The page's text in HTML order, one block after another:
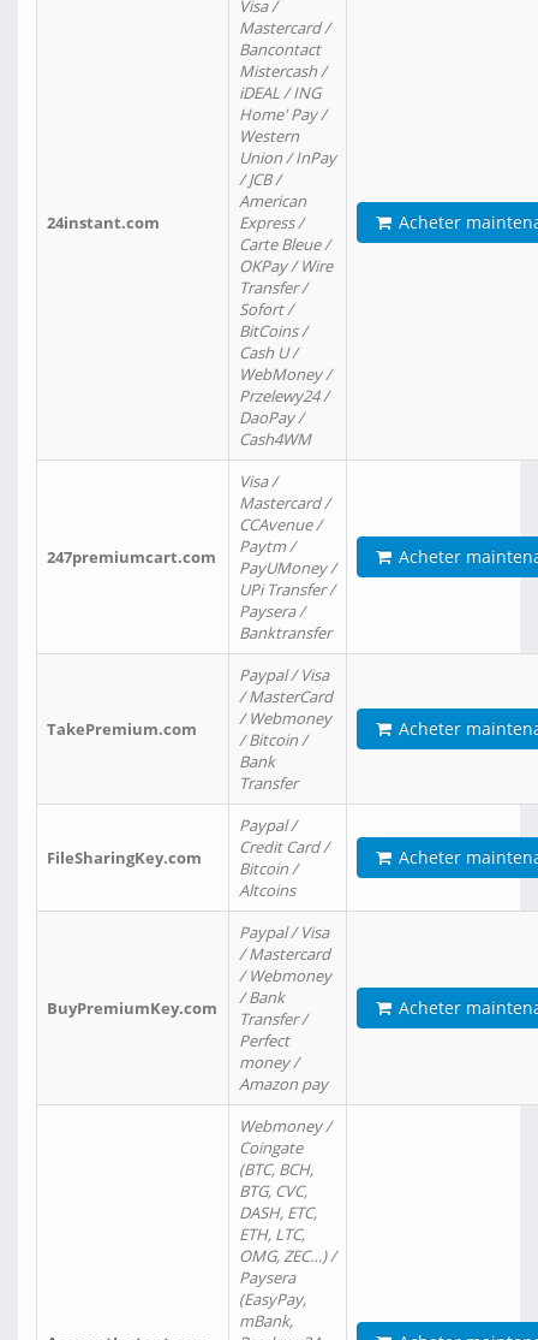
24instant.com
Visa /
Mastercard /
Bancontact
Mistercash /
iDEAL / ING
Home' Pay /
Western
Union / InPay
/ JCB /
American
Express /
Carte Bleue /
OKPay / Wire
Transfer /
Sofort /
BitCoins /
Cash U /
WebMoney /
Przelewy24 /
DaoPay /
Cash4WM
Acheter
247premiumcart.com
Visa /
Mastercard /
CCAvenue /
Paytm /
PayUMoney /
UPi Transfer /
Paysera /
Banktransfer
Acheter
TakePremium.com
Paypal / Visa
/ MasterCard
/ Webmoney
/ Bitcoin /
Bank
Transfer
Acheter
FileSharingKey.com
Paypal /
Credit Card /
Bitcoin /
Altcoins
Acheter
BuyPremiumKey.com
Paypal / Visa
/ Mastercard
/ Webmoney
/ Bank
Transfer /
Perfect
money /
Amazon pay
Acheter
Webmoney /
Coingate
(BTC, BCH,
BTG, CVC,
DASH, ETC,
ETH, LTC,
OMG, ZEC…) /
Paysera
(EasyPay,
mBank,